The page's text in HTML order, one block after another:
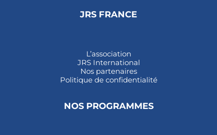
JRS FRANCE
L’association
JRS International
Nos partenaires
Politique de confidentialité
NOS PROGRAMMES